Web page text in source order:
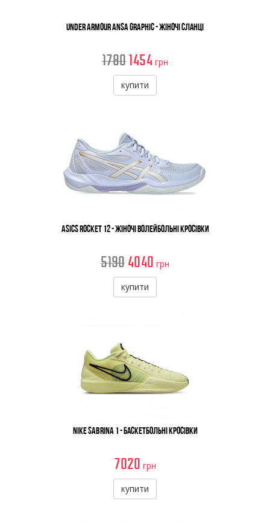
Under Armour Ansa Graphic - Жіночі Сланці
17801454 грн
купити
Asics Rocket 12 - Жіночі Волейбольні Кросівки
5190 4040 грн
купити
Nike Sabrina 1 - Баскетбольні Кросівки
7020 грн
купити